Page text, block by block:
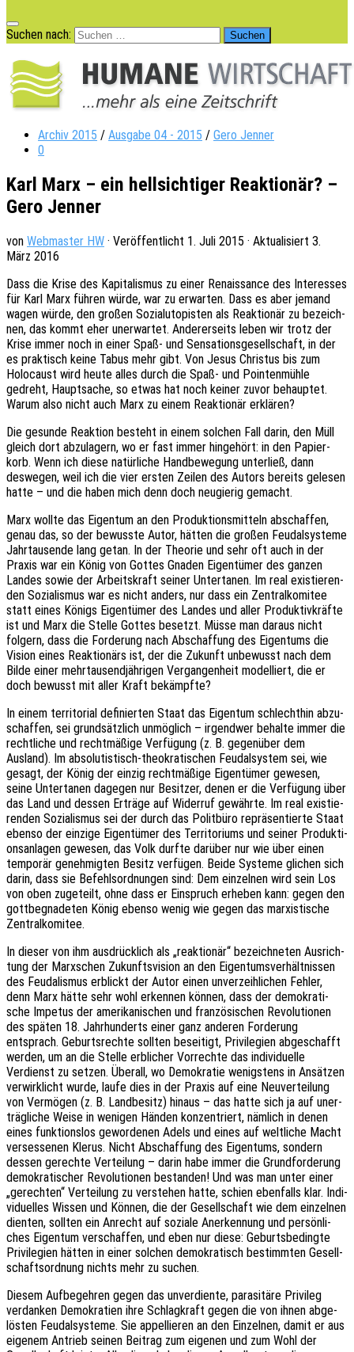
Suchen nach:
Archiv 2015 / Ausgabe 04 - 2015 / Gero Jenner
0
Karl Marx – ein hellsichtiger Reaktionär? –
Gero Jenner
von Webmaster HW · Veröffentlicht 1. Juli 2015 · Aktualisiert 3.
März 2016
Dass die Krise des Kapi­ta­lis­mus zu einer Renais­sance des Inter­es­ses
für Karl Marx führen würde, war zu erwar­ten. Dass es aber jemand
wagen würde, den großen Sozi­al­uto­pis­ten als Reak­tio­när zu bezeich­
nen, das kommt eher uner­war­tet. Ande­rer­seits leben wir trotz der
Krise immer noch in einer Spaß- und Sensa­ti­ons­ge­sell­schaft, in der
es prak­tisch keine Tabus mehr gibt. Von Jesus Chris­tus bis zum
Holo­caust wird heute alles durch die Spaß- und Poin­ten­müh­le
gedreht, Haupt­sa­che, so etwas hat noch keiner zuvor behaup­tet.
Warum also nicht auch Marx zu einem Reak­tio­när erklären?
Die gesun­de Reak­ti­on besteht in einem solchen Fall darin, den Müll
gleich dort abzu­la­gern, wo er fast immer hinge­hört: in den Papier­
korb. Wenn ich diese natür­li­che Hand­be­we­gung unter­ließ, dann
deswe­gen, weil ich die vier ersten Zeilen des Autors bereits gele­sen
hatte – und die haben mich denn doch neugie­rig gemacht.
Marx wollte das Eigen­tum an den Produk­ti­ons­mit­teln abschaf­fen,
genau das, so der bewuss­te Autor, hätten die großen Feudal­sys­te­me
Jahr­tau­sen­de lang getan. In der Theo­rie und sehr oft auch in der
Praxis war ein König von Gottes Gnaden Eigen­tü­mer des ganzen
Landes sowie der Arbeits­kraft seiner Unter­ta­nen. Im real exis­tie­ren­
den Sozia­lis­mus war es nicht anders, nur dass ein Zentral­ko­mi­tee
statt eines Königs Eigen­tü­mer des Landes und aller Produk­tiv­kräf­te
ist und Marx die Stelle Gottes besetzt. Müsse man daraus nicht
folgern, dass die Forde­rung nach Abschaf­fung des Eigen­tums die
Vision eines Reak­tio­närs ist, der die Zukunft unbe­wusst nach dem
Bilde einer mehr­tau­send­jäh­ri­gen Vergan­gen­heit model­liert, die er
doch bewusst mit aller Kraft bekämpfte?
In einem terri­to­ri­al defi­nier­ten Staat das Eigen­tum schlecht­hin abzu­
schaf­fen, sei grund­sätz­lich unmög­lich – irgend­wer behal­te immer die
recht­li­che und recht­mä­ßi­ge Verfü­gung (z. B. gegen­über dem
Ausland). Im abso­lu­tis­tisch-theo­kra­ti­schen Feudal­sys­tem sei, wie
gesagt, der König der einzig recht­mä­ßi­ge Eigen­tü­mer gewe­sen,
seine Unter­ta­nen dage­gen nur Besit­zer, denen er die Verfü­gung über
das Land und dessen Erträ­ge auf Wider­ruf gewähr­te. Im real exis­tie­
ren­den Sozia­lis­mus sei der durch das Polit­bü­ro reprä­sen­tier­te Staat
ebenso der einzi­ge Eigen­tü­mer des Terri­to­ri­ums und seiner Produk­ti­
ons­an­la­gen gewe­sen, das Volk durfte darüber nur wie über einen
tempo­rär geneh­mig­ten Besitz verfü­gen. Beide Syste­me glichen sich
darin, dass sie Befehls­ord­nun­gen sind: Dem einzel­nen wird sein Los
von oben zuge­teilt, ohne dass er Einspruch erhe­ben kann: gegen den
gott­be­gna­de­ten König ebenso wenig wie gegen das marxis­ti­sche
Zentralkomitee.
In dieser von ihm ausdrück­lich als „reak­tio­när“ bezeich­ne­ten Ausrich­
tung der Marx­schen Zukunfts­vi­si­on an den Eigen­tums­ver­hält­nis­sen
des Feuda­lis­mus erblickt der Autor einen unver­zeih­li­chen Fehler,
denn Marx hätte sehr wohl erken­nen können, dass der demo­kra­ti­
sche Impe­tus der ameri­ka­ni­schen und fran­zö­si­schen Revo­lu­tio­nen
des späten 18. Jahr­hun­derts einer ganz ande­ren Forde­rung
entsprach. Geburts­rech­te soll­ten besei­tigt, Privi­le­gi­en abge­schafft
werden, um an die Stelle erbli­cher Vorrech­te das indi­vi­du­el­le
Verdienst zu setzen. Über­all, wo Demo­kra­tie wenigs­tens in Ansät­zen
verwirk­licht wurde, laufe dies in der Praxis auf eine Neuver­tei­lung
von Vermö­gen (z. B. Land­be­sitz) hinaus – das hatte sich ja auf uner­
träg­li­che Weise in weni­gen Händen konzen­triert, nämlich in denen
eines funk­ti­ons­los gewor­de­nen Adels und eines auf welt­li­che Macht
verses­se­nen Klerus. Nicht Abschaf­fung des Eigen­tums, sondern
dessen gerech­te Vertei­lung – darin habe immer die Grund­for­de­rung
demo­kra­ti­scher Revo­lu­tio­nen bestan­den! Und was man unter einer
„gerech­ten“ Vertei­lung zu verste­hen hatte, schien eben­falls klar. Indi­
vi­du­el­les Wissen und Können, die der Gesell­schaft wie dem einzel­nen
dien­ten, soll­ten ein Anrecht auf sozia­le Aner­ken­nung und persön­li­
ches Eigen­tum verschaf­fen, und eben nur diese: Geburts­be­ding­te
Privi­le­gi­en hätten in einer solchen demo­kra­tisch bestimm­ten Gesell­
schafts­ord­nung nichts mehr zu suchen.
Diesem Aufbe­geh­ren gegen das unver­dien­te, para­si­tä­re Privi­leg
verdan­ken Demo­kra­tien ihre Schlag­kraft gegen die von ihnen abge­
lös­ten Feudal­sys­te­me. Sie appel­lie­ren an den Einzel­nen, damit er aus
eige­nem Antrieb seinen Beitrag zum eige­nen und zum Wohl der